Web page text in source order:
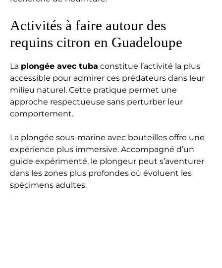
Activités à faire autour des
requins citron en Guadeloupe
La plongée avec tuba constitue l’activité la plus
accessible pour admirer ces prédateurs dans leur
milieu naturel. Cette pratique permet une
approche respectueuse sans perturber leur
comportement.
La plongée sous-marine avec bouteilles offre une
expérience plus immersive. Accompagné d’un
guide expérimenté, le plongeur peut s’aventurer
dans les zones plus profondes où évoluent les
spécimens adultes.